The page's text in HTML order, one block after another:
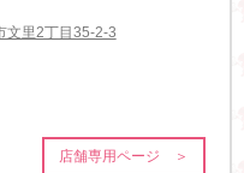
文里2丁目35-2-3
店舗専用ページ ＞